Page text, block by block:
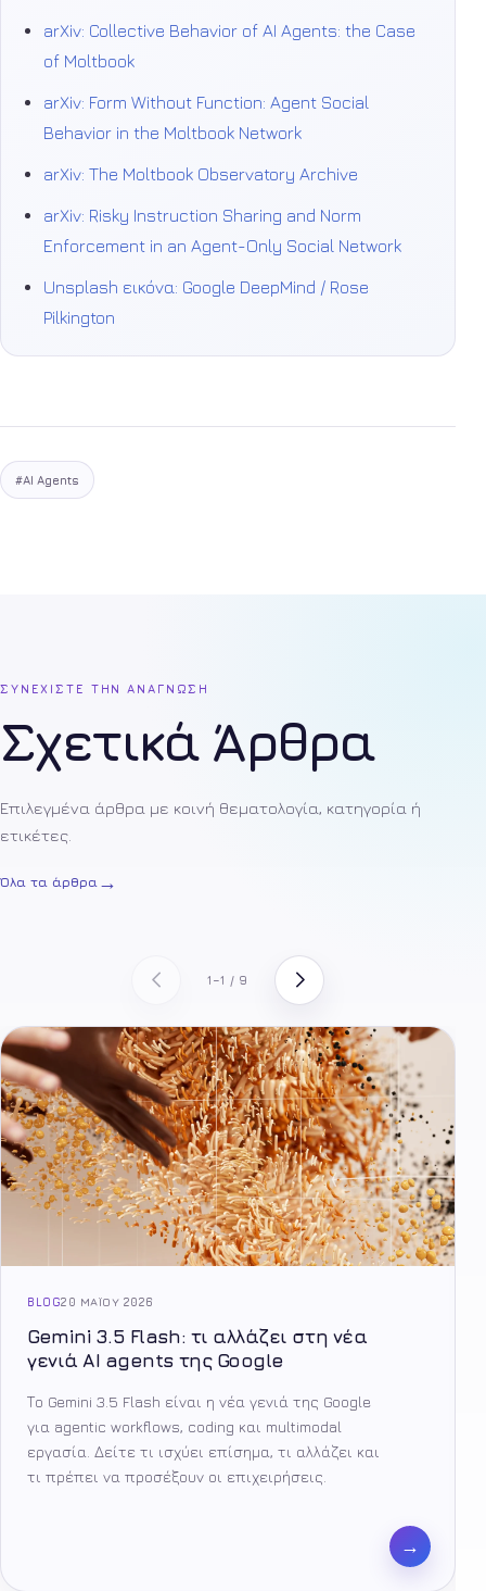
arXiv: Collective Behavior of AI Agents: the Case
of Moltbook
arXiv: Form Without Function: Agent Social
Behavior in the Moltbook Network
arXiv: The Moltbook Observatory Archive
arXiv: Risky Instruction Sharing and Norm
Enforcement in an Agent-Only Social Network
Unsplash εικόνα: Google DeepMind / Rose
Pilkington
#AI Agents
ΣΥΝΕΧΙΣΤΕ ΤΗΝ ΑΝΑΓΝΩΣΗ
Σχετικά Άρθρα
Επιλεγμένα άρθρα με κοινή θεματολογία, κατηγορία ή
ετικέτες.
Όλα τα άρθρα →
1–1 / 9
BLOG20 ΜΑΪ́ΟΥ 2026
Gemini 3.5 Flash: τι αλλάζει στη νέα
γενιά AI agents της Google
Το Gemini 3.5 Flash είναι η νέα γενιά της Google
για agentic workflows, coding και multimodal
εργασία. Δείτε τι ισχύει επίσημα, τι αλλάζει και
τι πρέπει να προσέξουν οι επιχειρήσεις.
→